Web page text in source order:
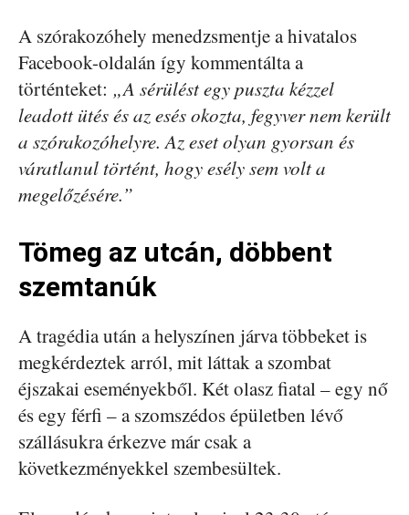
A szórakozóhely menedzsmentje a hivatalos
Facebook-oldalán így kommentálta a
történteket: „A sérülést egy puszta kézzel
leadott ütés és az esés okozta, fegyver nem került
a szórakozóhelyre. Az eset olyan gyorsan és
váratlanul történt, hogy esély sem volt a
megelőzésére.”
Tömeg az utcán, döbbent
szemtanúk
A tragédia után a helyszínen járva többeket is
megkérdeztek arról, mit láttak a szombat
éjszakai eseményekből. Két olasz fiatal – egy nő
és egy férfi – a szomszédos épületben lévő
szállásukra érkezve már csak a
következményekkel szembesültek.